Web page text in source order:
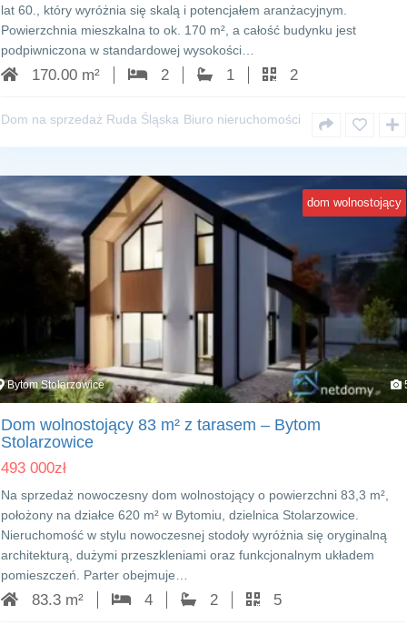
lat 60., który wyróżnia się skalą i potencjałem aranżacyjnym.
Powierzchnia mieszkalna to ok. 170 m², a całość budynku jest
podpiwniczona w standardowej wysokości…
170.00 m² 2 1 2
Dom na sprzedaż Ruda Śląska Biuro nieruchomości
dom wolnostojący
Bytom Stolarzowice
Dom wolnostojący 83 m² z tarasem – Bytom
Stolarzowice
493 000zł
Na sprzedaż nowoczesny dom wolnostojący o powierzchni 83,3 m²,
położony na działce 620 m² w Bytomiu, dzielnica Stolarzowice.
Nieruchomość w stylu nowoczesnej stodoły wyróżnia się oryginalną
architekturą, dużymi przeszkleniami oraz funkcjonalnym układem
pomieszczeń. Parter obejmuje…
83.3 m² 4 2 5